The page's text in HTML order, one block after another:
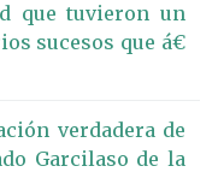
que tuvieron un
sucesos que á€
verdadera de
Garcilaso de la